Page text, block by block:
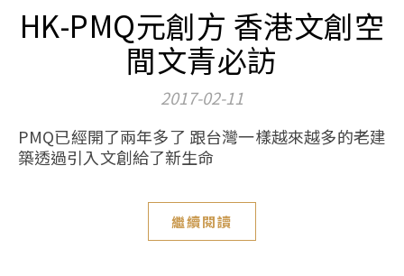
HK-PMQ元創方 香港文創空
間文青必訪
2017-02-11
PMQ已經開了兩年多了 跟台灣一樣越來越多的老建
築透過引入文創給了新生命
繼續閱讀